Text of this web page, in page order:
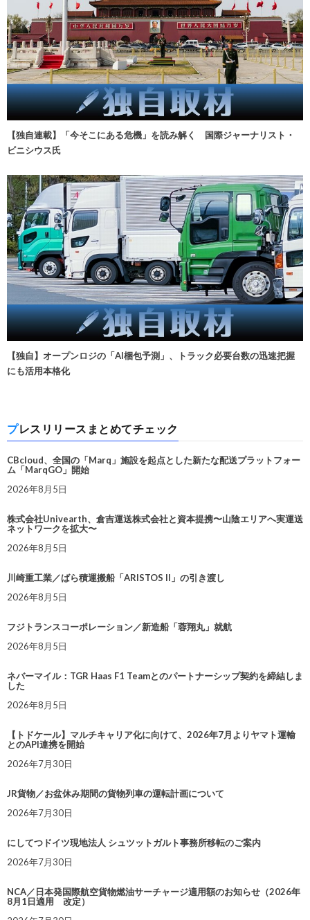
【独自連載】「今そこにある危機」を読み解く 国際ジャーナリスト・
ビニシウス氏
【独自】オープンロジの「AI梱包予測」、トラック必要台数の迅速把握
にも活用本格化
プレスリリースまとめてチェック
CBcloud、全国の「Marq」施設を起点とした新たな配送プラットフォー
ム「MarqGO」開始
2026年8月5日
株式会社Univearth、倉吉運送株式会社と資本提携〜山陰エリアへ実運送
ネットワークを拡大〜
2026年8月5日
川崎重工業／ばら積運搬船「ARISTOS II」の引き渡し
2026年8月5日
フジトランスコーポレーション／新造船「蓉翔丸」就航
2026年8月5日
ネバーマイル：TGR Haas F1 Teamとのパートナーシップ契約を締結しま
した
2026年8月5日
【トドケール】マルチキャリア化に向けて、2026年7月よりヤマト運輸
とのAPI連携を開始
2026年7月30日
JR貨物／お盆休み期間の貨物列車の運転計画について
2026年7月30日
にしてつドイツ現地法人 シュツットガルト事務所移転のご案内
2026年7月30日
NCA／日本発国際航空貨物燃油サーチャージ適用額のお知らせ（2026年
8月1日適用 改定）